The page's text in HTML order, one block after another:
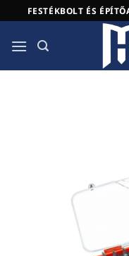
to
content
FESTÉKBOLT ÉS